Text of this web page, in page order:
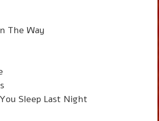
The Way
Sleep Last Night